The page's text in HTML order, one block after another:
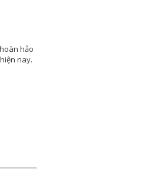
hảo
nay.